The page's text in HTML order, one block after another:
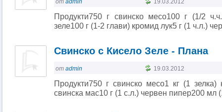
от admin 19.03.2012
Продукти750 г свинско месо100 г (1/2
зеле100 г (1-2 глави) кромид лук5 г (1 ч.л.)
Свинско с Кисело Зеле - Плана
от admin 19.03.2012
Продукти750 г свинско месо1 кг (1 зелка)
свинска мас10 г (1 с.л.) червен пипер200 мл